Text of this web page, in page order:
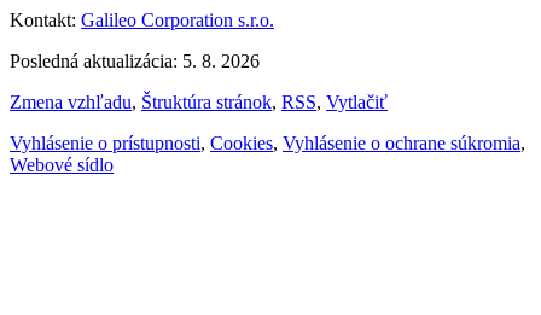
Kontakt: Galileo Corporation s.r.o.
Posledná aktualizácia: 5. 8. 2026
Zmena vzhľadu, Štruktúra stránok, RSS, Vytlačiť
Vyhlásenie o prístupnosti, Cookies, Vyhlásenie o ochrane súkromia,
Webové sídlo